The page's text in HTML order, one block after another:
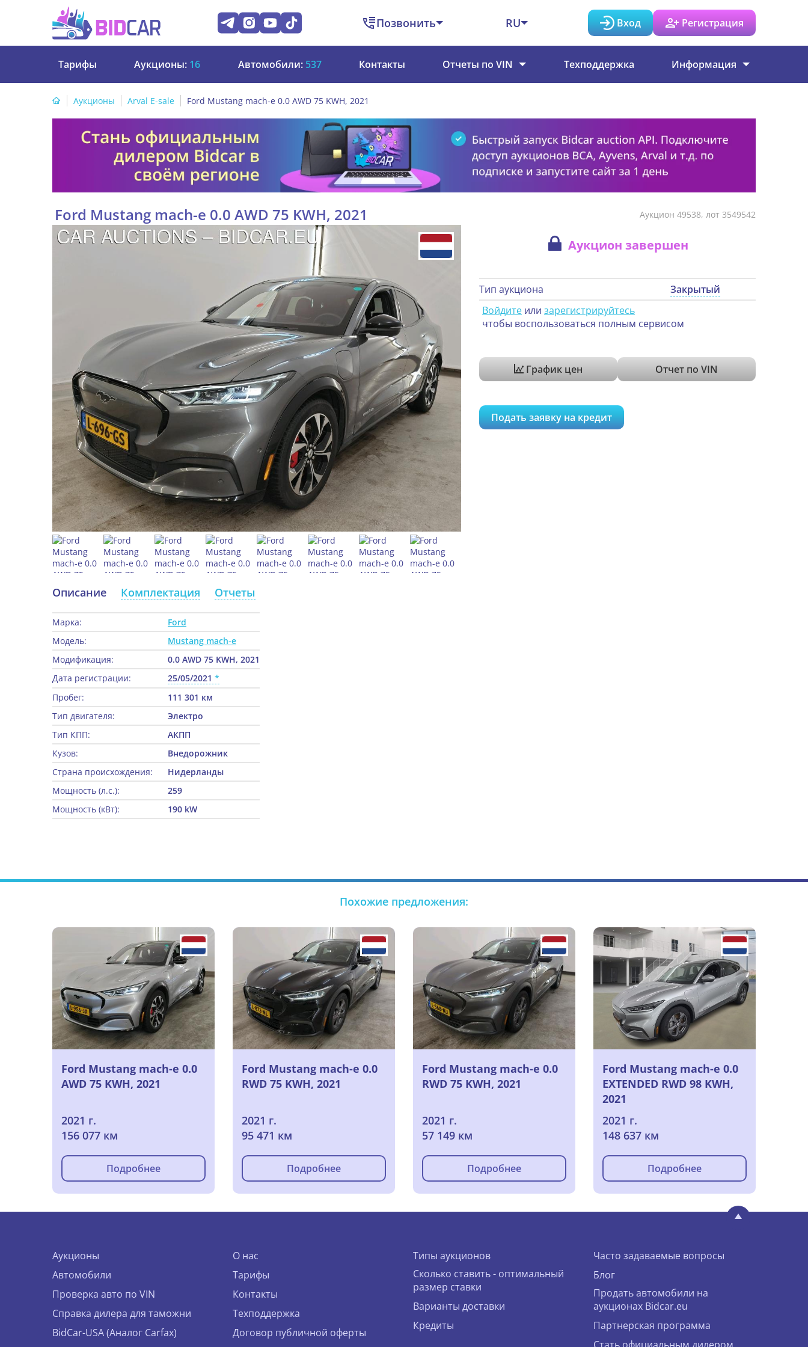
Позвонить RU Вход Регистрация
Тарифы Аукционы: 16 Автомобили: 537 Контакты Отчеты по VIN Техподдержка Информация
Аукционы Arval E-sale Ford Mustang mach-e 0.0 AWD 75 KWH, 2021
Аукцион 49538, лот 3549542
Ford Mustang mach-e 0.0 AWD 75 KWH, 2021
Аукцион завершен
Тип аукциона
Закрытый
Войдите или зарегистрируйтесь
чтобы воспользоваться полным сервисом
График цен Отчет по VIN
Подать заявку на кредит
Описание Комплектация Отчеты
Марка:
Ford
Модель:
Mustang mach-e
Модификация:
0.0 AWD 75 KWH, 2021
Дата регистрации:
25/05/2021
Пробег:
111 301 км
Тип двигателя:
Электро
Тип КПП:
АКПП
Кузов:
Внедорожник
Страна происхождения:
Нидерланды
Мощность (л.с.):
259
Мощность (кВт):
190 kW
Похожие предложения:
Ford Mustang mach-e 0.0
AWD 75 KWH, 2021
2021 г.
156 077 км
Подробнее
Ford Mustang mach-e 0.0
RWD 75 KWH, 2021
2021 г.
95 471 км
Подробнее
Ford Mustang mach-e 0.0
RWD 75 KWH, 2021
2021 г.
57 149 км
Подробнее
Ford Mustang mach-e 0.0
EXTENDED RWD 98 KWH,
2021
2021 г.
148 637 км
Подробнее
Аукционы
Автомобили
Проверка авто по VIN
Справка дилера для таможни
BidCar-USA (Аналог Carfax)
О нас
Тарифы
Контакты
Техподдержка
Договор публичной оферты
Типы аукционов
Сколько ставить - оптимальный
размер ставки
Варианты доставки
Кредиты
Часто задаваемые вопросы
Блог
Продать автомобили на
аукционах Bidcar.eu
Партнерская программа